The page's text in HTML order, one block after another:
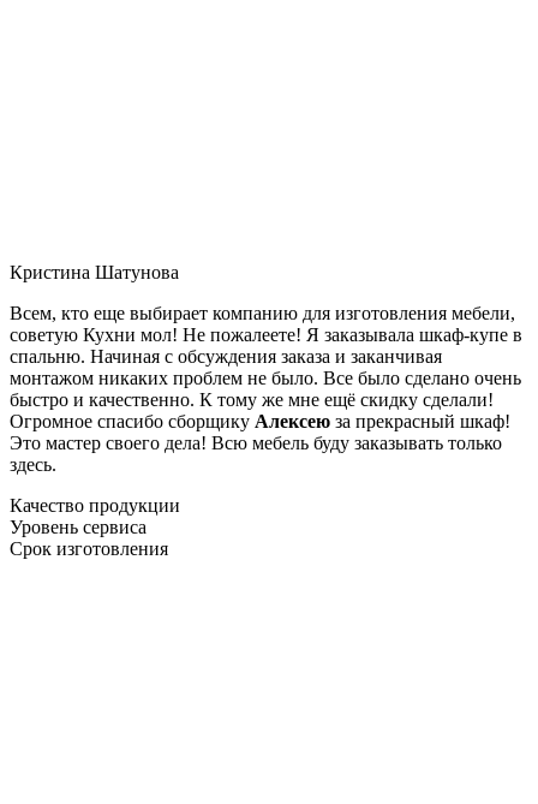
Кристина Шатунова
Всем, кто еще выбирает компанию для изготовления мебели,
советую Кухни мол! Не пожалеете! Я заказывала шкаф-купе в
спальню. Начиная с обсуждения заказа и заканчивая
монтажом никаких проблем не было. Все было сделано очень
быстро и качественно. К тому же мне ещё скидку сделали!
Огромное спасибо сборщику Алексею за прекрасный шкаф!
Это мастер своего дела! Всю мебель буду заказывать только
здесь.
Качество продукции
Уровень сервиса
Срок изготовления